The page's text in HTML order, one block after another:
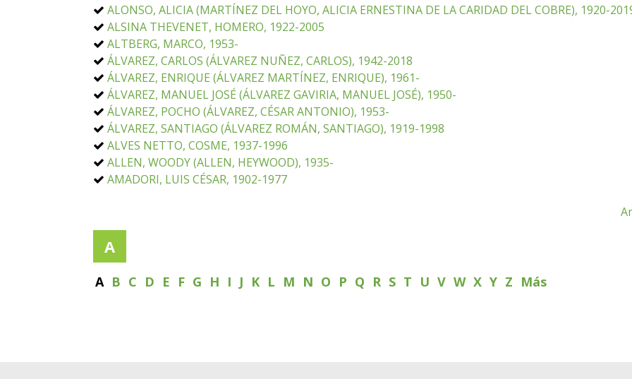
ALONSO, ALICIA (MARTÍNEZ DEL HOYO, ALICIA ERNESTINA DE LA CARIDAD DEL COBRE), 1920-
ALSINA THEVENET, HOMERO, 1922-2005
ALTBERG, MARCO, 1953-
ÁLVAREZ, CARLOS (ÁLVAREZ NUÑEZ, CARLOS), 1942-2018
ÁLVAREZ, ENRIQUE (ÁLVAREZ MARTÍNEZ, ENRIQUE), 1961-
ÁLVAREZ, MANUEL JOSÉ (ÁLVAREZ GAVIRIA, MANUEL JOSÉ), 1950-
ÁLVAREZ, POCHO (ÁLVAREZ, CÉSAR ANTONIO), 1953-
ÁLVAREZ, SANTIAGO (ÁLVAREZ ROMÁN, SANTIAGO), 1919-1998
ALVES NETTO, COSME, 1937-1996
ALLEN, WOODY (ALLEN, HEYWOOD), 1935-
AMADORI, LUIS CÉSAR, 1902-1977
A
A B C D E F G H I J K L M N O P Q R S T U V W X Y Z Más